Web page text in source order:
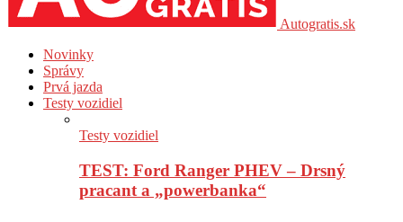
Autogratis.sk
Novinky
Správy
Prvá jazda
Testy vozidiel
Testy vozidiel
TEST: Ford Ranger PHEV – Drsný
pracant a „powerbanka“